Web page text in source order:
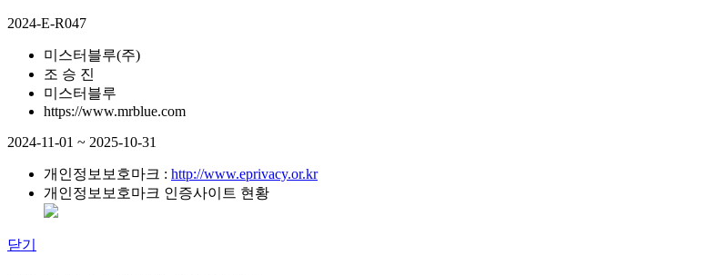
2024-E-R047
미스터블루(주)
조 승 진
미스터블루
https://www.mrblue.com
2024-11-01 ~ 2025-10-31
개인정보보호마크 : http://www.eprivacy.or.kr
개인정보보호마크 인증사이트 현황
닫기